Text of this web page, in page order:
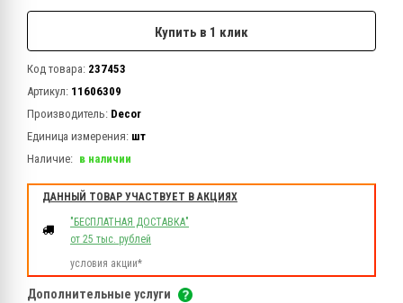
Купить в 1 клик
Код товара: 237453
Артикул: 11606309
Производитель: Decor
Единица измерения: шт
Наличие: в наличии
ДАННЫЙ ТОВАР УЧАСТВУЕТ В АКЦИЯХ
"БЕСПЛАТНАЯ ДОСТАВКА"
от 25 тыс. рублей
условия акции*
Дополнительные услуги